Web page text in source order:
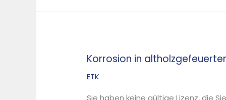
Korrosion in
ETK
Sie haben keine gültige Lizenz, die
Korrosion
in